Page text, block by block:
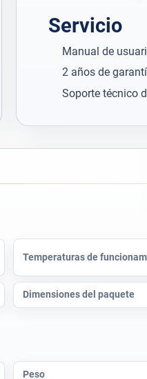
Servicio
Manual de
2 años de
Soporte técnico
Temperaturas de
Dimensiones del paquete
Peso